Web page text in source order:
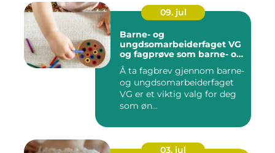
09. jul
Barne- og
ungdsomarbeiderfaget VG
og fagprøve som barne- og
ungdomsarbeider
Å ta fagbrev gjennom barne-
og ungdsomarbeiderfaget
VG er et viktig valg for deg
som øn...
03. jul